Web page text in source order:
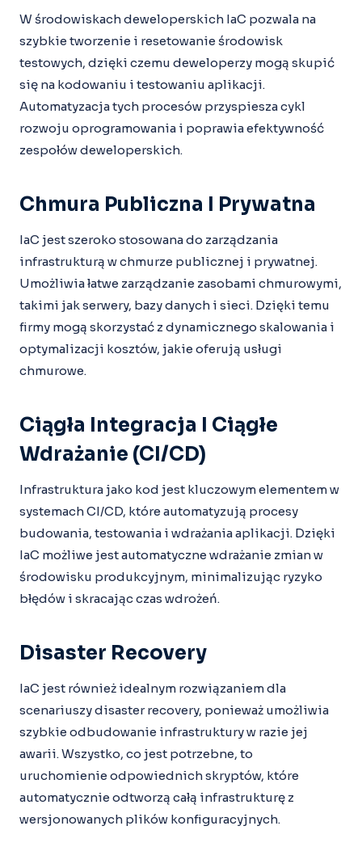
W środowiskach deweloperskich IaC pozwala na
szybkie tworzenie i resetowanie środowisk
testowych, dzięki czemu deweloperzy mogą skupić
się na kodowaniu i testowaniu aplikacji.
Automatyzacja tych procesów przyspiesza cykl
rozwoju oprogramowania i poprawia efektywność
zespołów deweloperskich.
Chmura Publiczna I Prywatna
IaC jest szeroko stosowana do zarządzania
infrastrukturą w chmurze publicznej i prywatnej.
Umożliwia łatwe zarządzanie zasobami chmurowymi,
takimi jak serwery, bazy danych i sieci. Dzięki temu
firmy mogą skorzystać z dynamicznego skalowania i
optymalizacji kosztów, jakie oferują usługi
chmurowe.
Ciągła Integracja I Ciągłe
Wdrażanie (CI/CD)
Infrastruktura jako kod jest kluczowym elementem w
systemach CI/CD, które automatyzują procesy
budowania, testowania i wdrażania aplikacji. Dzięki
IaC możliwe jest automatyczne wdrażanie zmian w
środowisku produkcyjnym, minimalizując ryzyko
błędów i skracając czas wdrożeń.
Disaster Recovery
IaC jest również idealnym rozwiązaniem dla
scenariuszy disaster recovery, ponieważ umożliwia
szybkie odbudowanie infrastruktury w razie jej
awarii. Wszystko, co jest potrzebne, to
uruchomienie odpowiednich skryptów, które
automatycznie odtworzą całą infrastrukturę z
wersjonowanych plików konfiguracyjnych.